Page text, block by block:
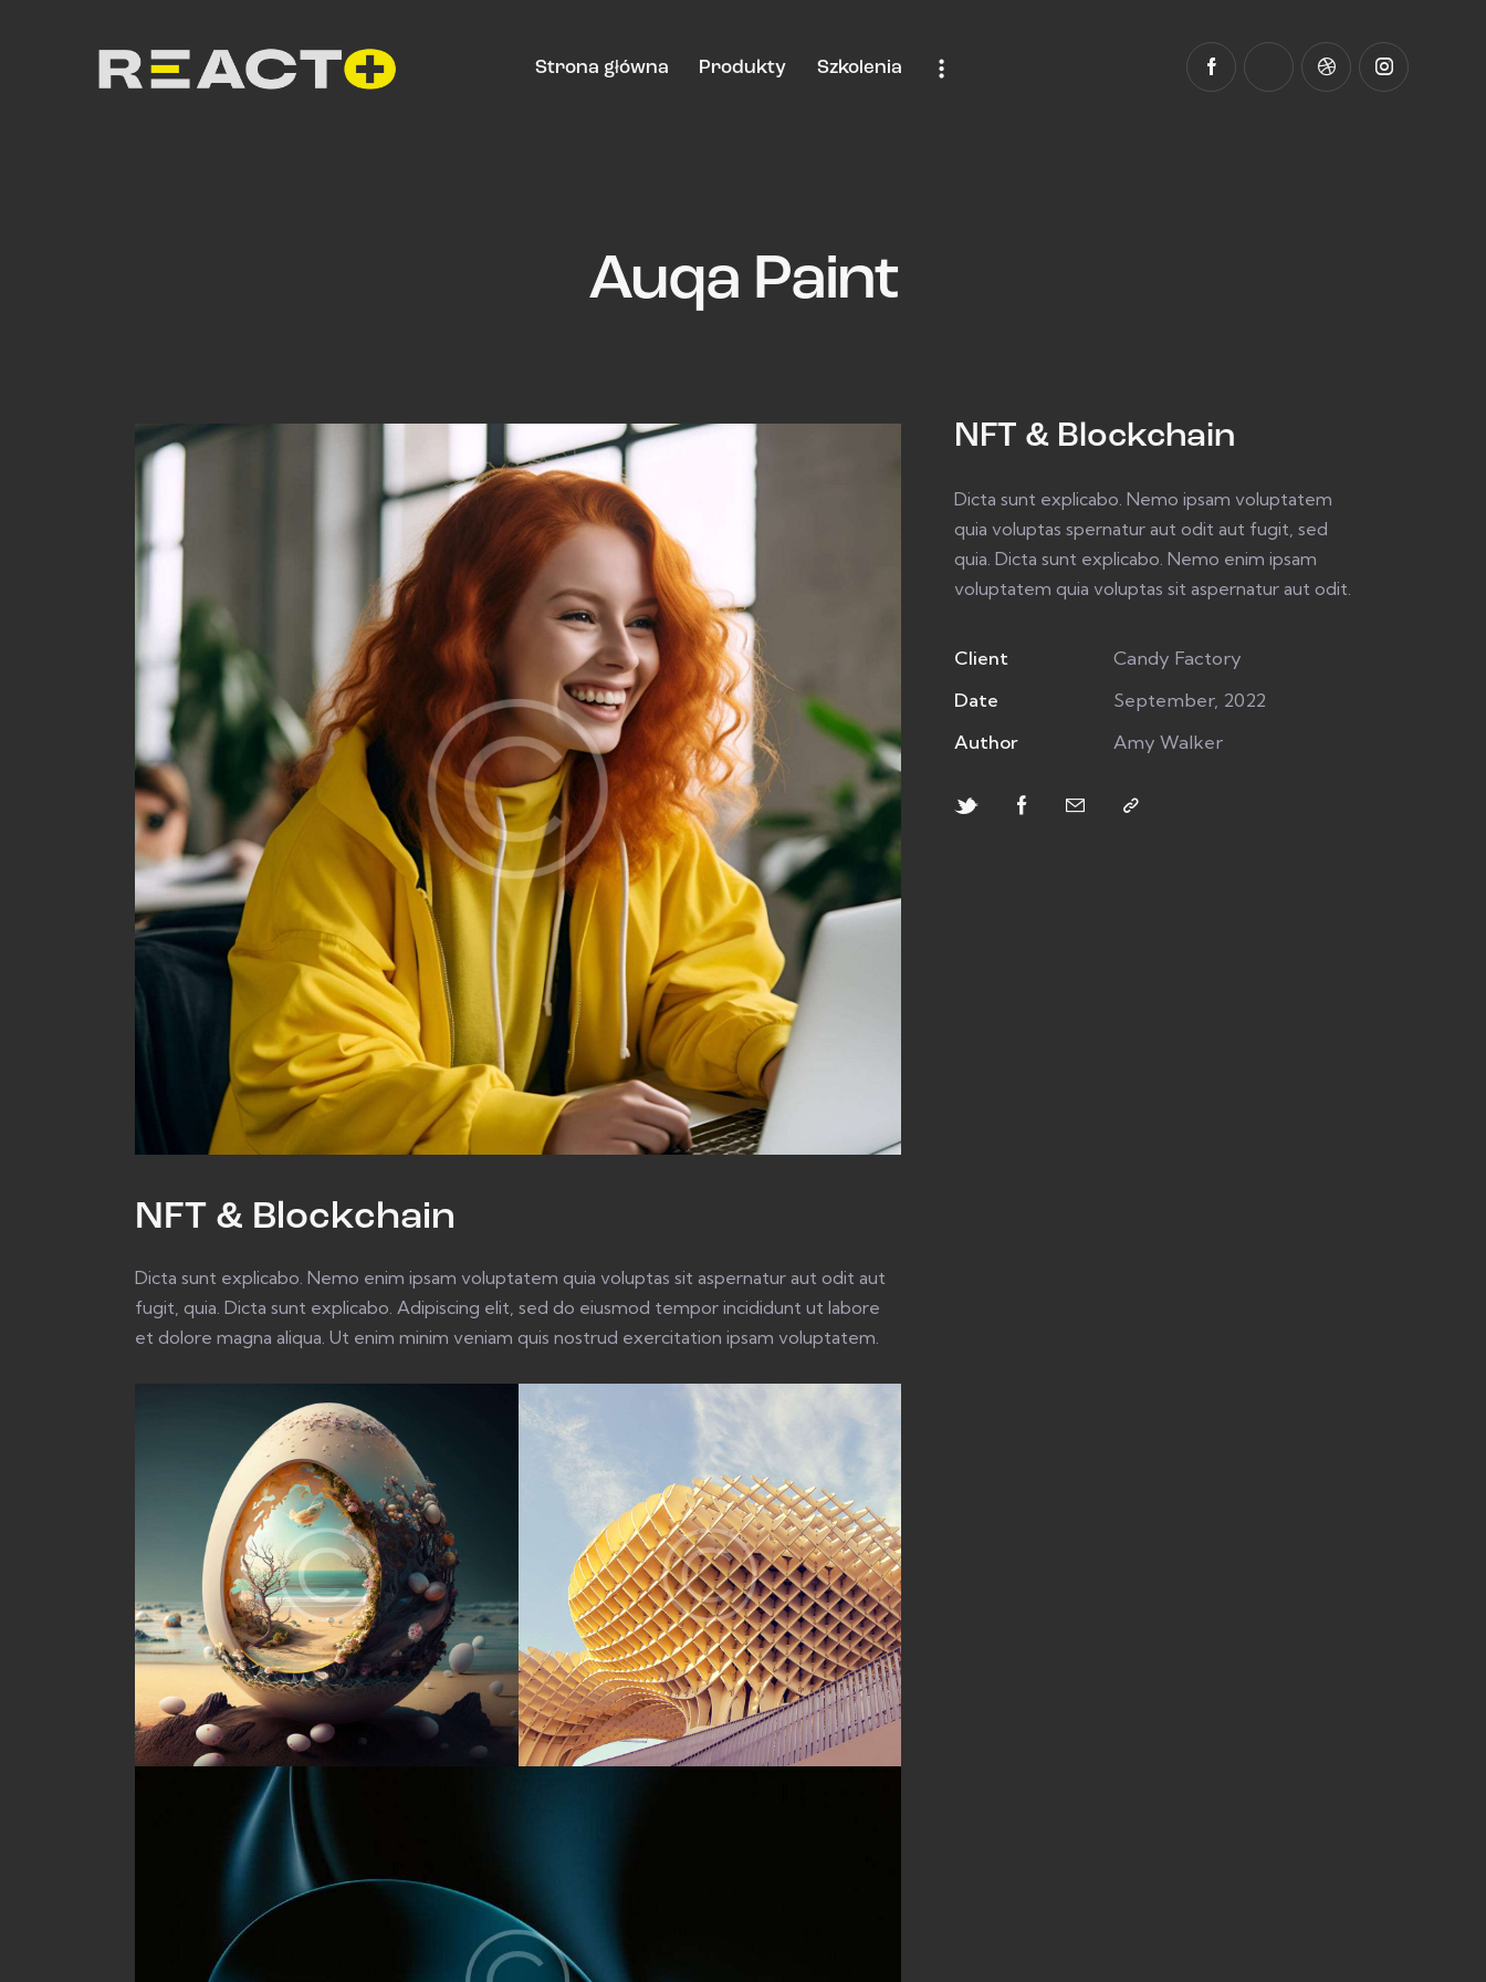
Strona główna Produkty Szkolenia
Auqa Paint
NFT & Blockchain
Dicta sunt explicabo. Nemo enim ipsam voluptatem quia voluptas sit aspernatur aut odit aut
fugit, quia. Dicta sunt explicabo. Adipiscing elit, sed do eiusmod tempor incididunt ut labore
et dolore magna aliqua. Ut enim minim veniam quis nostrud exercitation ipsam voluptatem.
NFT & Blockchain
Dicta sunt explicabo. Nemo ipsam voluptatem
quia voluptas spernatur aut odit aut fugit, sed
quia. Dicta sunt explicabo. Nemo enim ipsam
voluptatem quia voluptas sit aspernatur aut odit.
Client
Candy Factory
Date
September, 2022
Author
Amy Walker